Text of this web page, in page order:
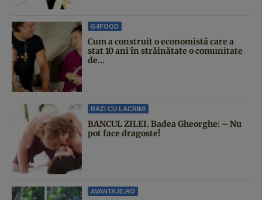
G4FOOD
Cum a construit o economistă care a
stat 10 ani în străinătate o comunitate
de...
RAZI CU LACRIMI
BANCUL ZILEI. Badea Gheorghe: – Nu
pot face dragoste!
AVANTAJE.RO